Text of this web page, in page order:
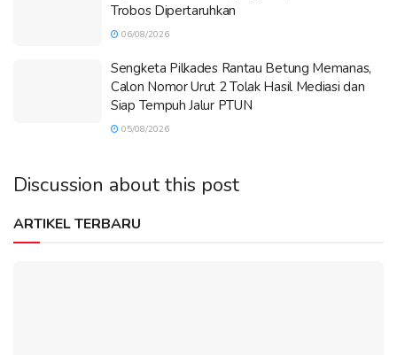
Trobos Dipertaruhkan
06/08/2026
Sengketa Pilkades Rantau Betung Memanas,
Calon Nomor Urut 2 Tolak Hasil Mediasi dan
Siap Tempuh Jalur PTUN
05/08/2026
Discussion about this post
ARTIKEL TERBARU